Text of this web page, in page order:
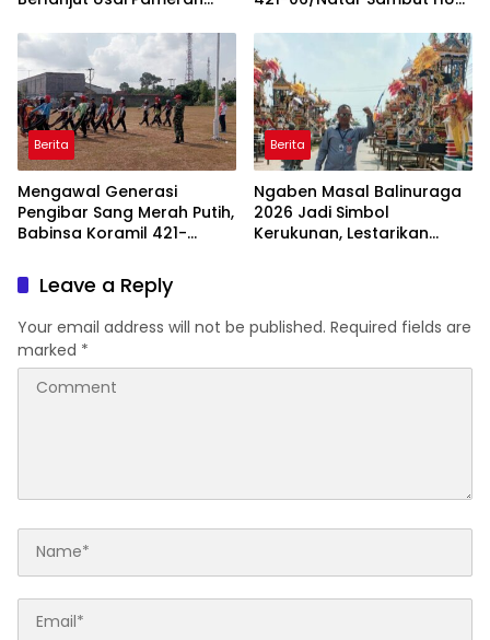
Inten
Berita
Mengawal Generasi
Pengibar Sang Merah Putih,
Babinsa Koramil 421-
Paskibra di Dua
Kecamatan Jelang HUT RI
Berita
Ngaben Masal Balinuraga
2026 Jadi Simbol
Kerukunan, Lestarikan
Leave a Reply
Your email address will not be published. Required fields are
marked *